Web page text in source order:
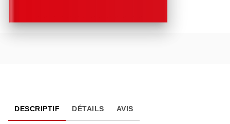
DESCRIPTIF DÉTAILS AVIS